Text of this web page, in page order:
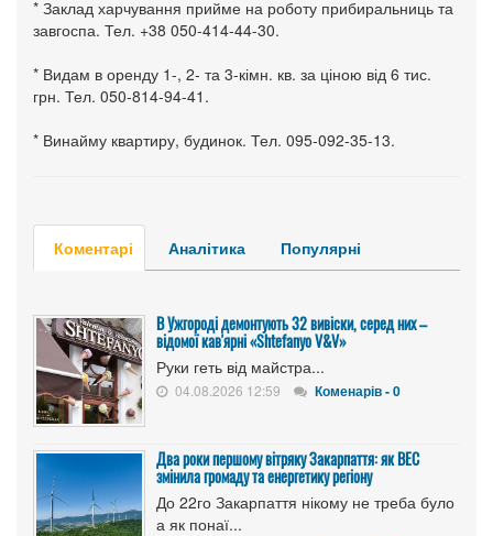
* Заклад харчування прийме на роботу прибиральниць та
завгоспа. Тел. +38 050-414-44-30.
* Видам в оренду 1-, 2- та 3-кімн. кв. за ціною від 6 тис.
грн. Тел. 050-814-94-41.
* Винайму квартиру, будинок. Тел. 095-092-35-13.
Коментарі Аналітика Популярні
В Ужгороді демонтують 32 вивіски, серед них –
відомої кав'ярні «Shtefanyo V&V»
Руки геть від майстра...
04.08.2026 12:59 Коменарів - 0
Два роки першому вітряку Закарпаття: як ВЕС
змінила громаду та енергетику регіону
До 22го Закарпаття нікому не треба було
а як понаї...